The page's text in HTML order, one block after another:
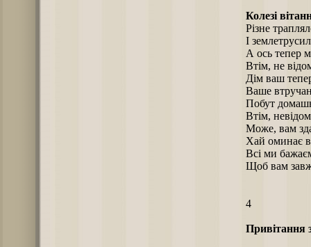
Колезі
Різне
І
А ось тепер
Втім, не
Дім ваш
Ваше
Побут
Втім,
Може, вам
Хай оминає
Всі ми
Щоб вам
4
Привітання